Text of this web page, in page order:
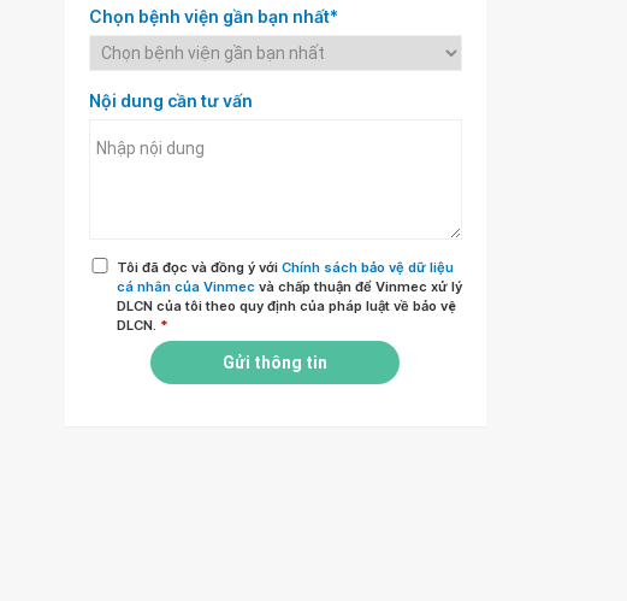
Chọn bệnh viện gần bạn nhất*
Nội dung cần tư vấn
Tôi đã đọc và đồng ý với Chính sách bảo vệ dữ liệu
cá nhân của Vinmec và chấp thuận để Vinmec xử lý
DLCN của tôi theo quy định của pháp luật về bảo vệ
DLCN. *
Gửi thông tin